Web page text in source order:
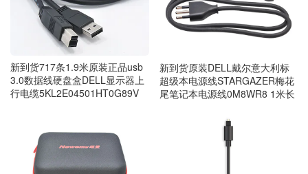
新到货717条1.9米原装正品usb
3.0数据线硬盘盒DELL显示器上
行电缆5KL2E04501HT0G89V
新到货原装DELL戴尔意大利标
超级本电源线STARGAZER梅花
尾笔记本电源线0M8WR8 1米长